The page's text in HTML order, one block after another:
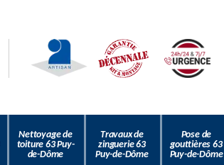
Nettoyage de
toiture 63 Puy-
de-Dôme
Travaux de
zinguerie 63
Puy-de-Dôme
Pose de
gouttières 63
Puy-de-Dôme